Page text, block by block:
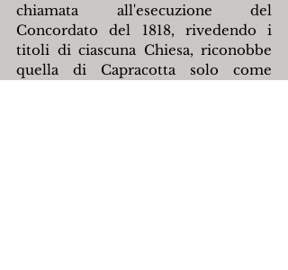
chiamata all'esecuzione del
Concordato del 1818, rivedendo i
titoli di ciascuna Chiesa, riconobbe
quella di Capracotta solo come